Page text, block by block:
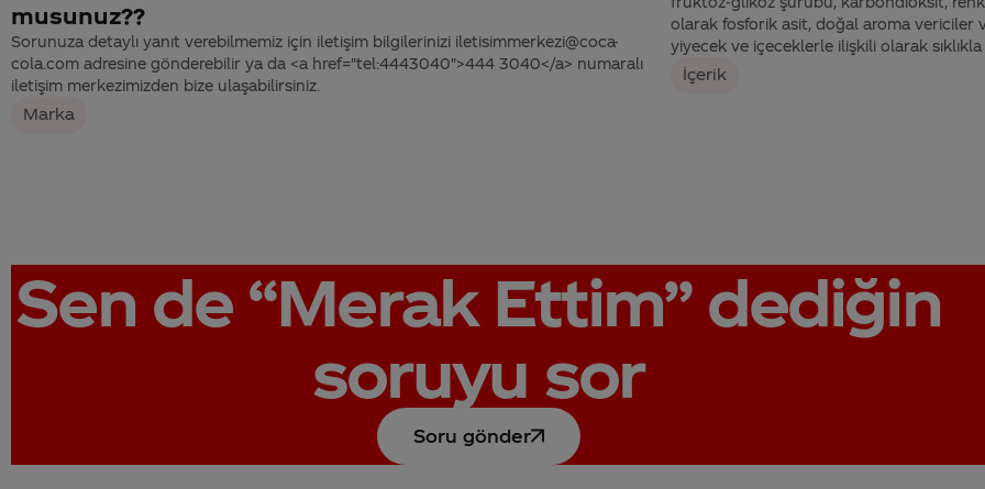
musunuz??
Sorunuza detaylı yanıt verebilmemiz için iletişim bilgilerinizi iletisimmerkezi@coca-
cola.com adresine gönderebilir ya da <a href="tel:4443040">444 3040</a> numaralı
iletişim merkezimizden bize ulaşabilirsiniz.
Marka
olarak fosforik asit, doğal aroma vericiler
yiyecek ve içeceklerle ilişkili olarak sıklıkla
İçerik
Sen de “Merak Ettim”dediğin
soruyu sor
Soru gönder